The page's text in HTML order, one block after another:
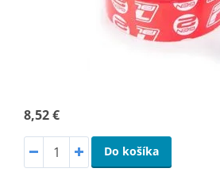
8,52 €
Do košíka